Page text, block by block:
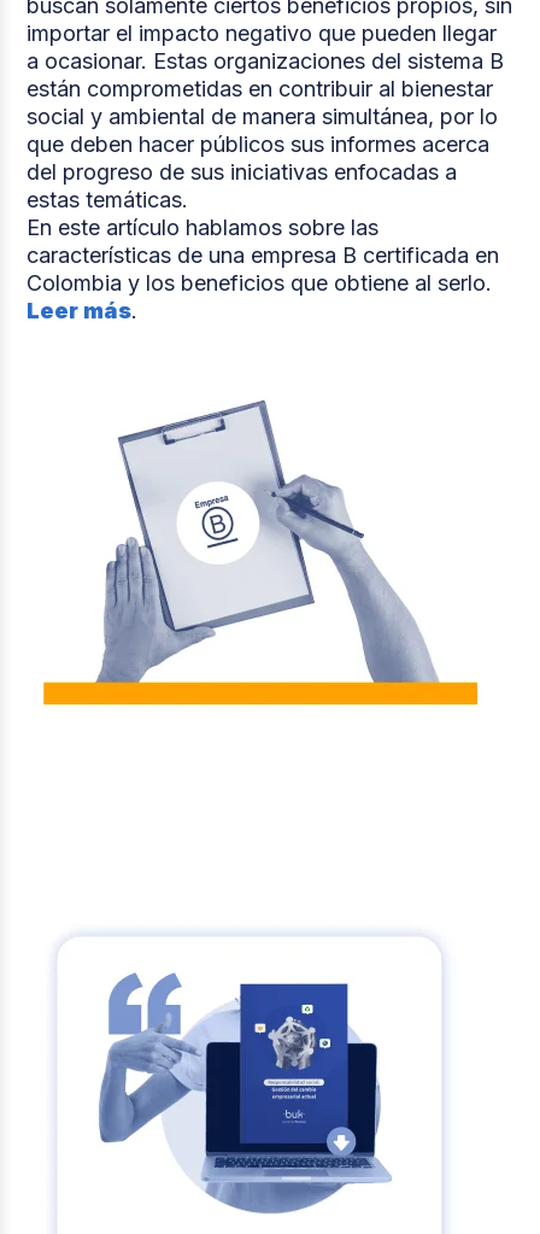
buscan solamente ciertos beneficios propios, sin
importar el impacto negativo que pueden llegar
a ocasionar. Estas organizaciones del sistema B
están comprometidas en contribuir al bienestar
social y ambiental de manera simultánea, por lo
que deben hacer públicos sus informes acerca
del progreso de sus iniciativas enfocadas a
estas temáticas.
En este artículo hablamos sobre las
características de una empresa B certificada en
Colombia y los beneficios que obtiene al serlo.
Leer más.